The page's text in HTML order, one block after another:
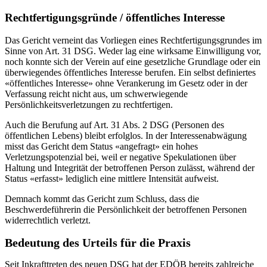
Rechtfertigungsgründe / öffentliches Interesse
Das Gericht verneint das Vorliegen eines Rechtfertigungsgrundes im
Sinne von Art. 31 DSG. Weder lag eine wirksame Einwilligung vor,
noch konnte sich der Verein auf eine gesetzliche Grundlage oder ein
überwiegendes öffentliches Interesse berufen. Ein selbst definiertes
«öffentliches Interesse» ohne Verankerung im Gesetz oder in der
Verfassung reicht nicht aus, um schwerwiegende
Persönlichkeitsverletzungen zu rechtfertigen.
Auch die Berufung auf Art. 31 Abs. 2 DSG (Personen des
öffentlichen Lebens) bleibt erfolglos. In der Interessenabwägung
misst das Gericht dem Status «angefragt» ein hohes
Verletzungspotenzial bei, weil er negative Spekulationen über
Haltung und Integrität der betroffenen Person zulässt, während der
Status «erfasst» lediglich eine mittlere Intensität aufweist.
Demnach kommt das Gericht zum Schluss, dass die
Beschwerdeführerin die Persönlichkeit der betroffenen Personen
widerrechtlich verletzt.
Bedeutung des Urteils für die Praxis
Seit Inkrafttreten des neuen DSG hat der EDÖB bereits zahlreiche